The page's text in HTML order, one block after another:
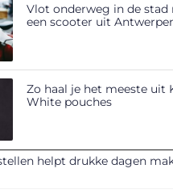
Vlot onderweg in de stad
een scooter uit
Zo haal je het meeste uit
White pouches
helpt drukke dagen